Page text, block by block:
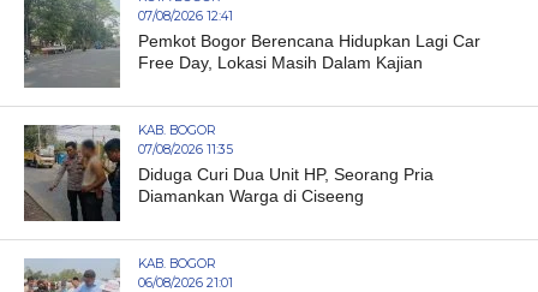
07/08/2026 12:41
Pemkot Bogor Berencana Hidupkan Lagi Car
Free Day, Lokasi Masih Dalam Kajian
KAB. BOGOR
07/08/2026 11:35
Diduga Curi Dua Unit HP, Seorang Pria
Diamankan Warga di Ciseeng
KAB. BOGOR
06/08/2026 21:01